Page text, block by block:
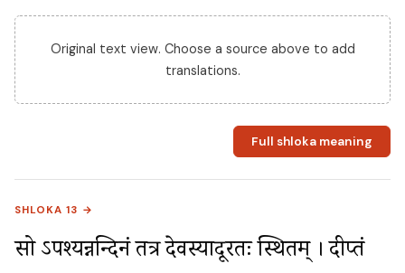
Original text view. Choose a source above to add
translations.
Full shloka meaning
SHLOKA 13 →
सो ऽपश्यन्नन्दिनं तत्र देवस्यादूरतः स्थितम् । दीप्तं